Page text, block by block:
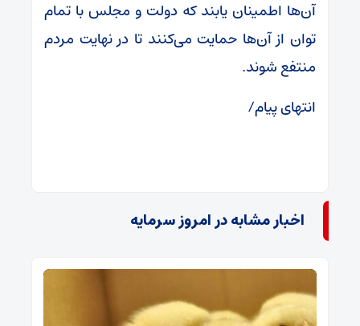
آن‌ها اطمینان یابند که دولت و مجلس با تمام
توان از آن‌ها حمایت می‌کنند تا در نهایت مردم
منتفع شوند.
انتهای پیام/
اخبار مشابه در امروز سرمایه